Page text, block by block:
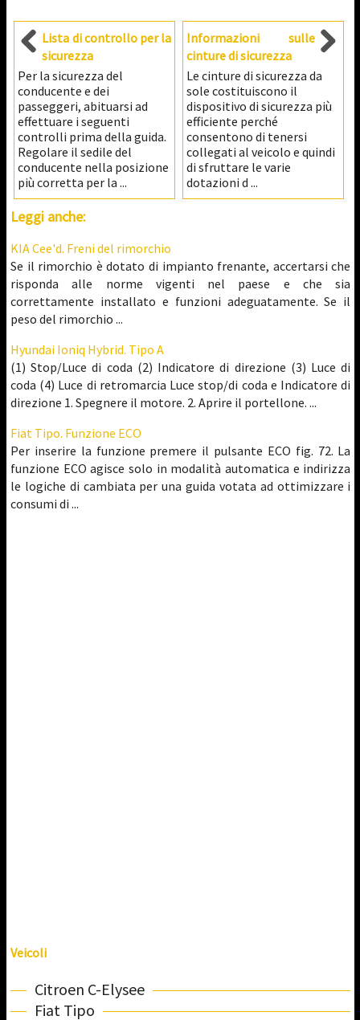
Lista di controllo per la
sicurezza
Per la sicurezza del
conducente e dei
passeggeri, abituarsi ad
effettuare i seguenti
controlli prima della guida.
Regolare il sedile del
conducente nella posizione
più corretta per la ...
Informazioni sulle
cinture di sicurezza
Le cinture di sicurezza da
sole costituiscono il
dispositivo di sicurezza più
efficiente perché
consentono di tenersi
collegati al veicolo e quindi
di sfruttare le varie
dotazioni d ...
Leggi anche:
KIA Cee'd. Freni del rimorchio
Se il rimorchio è dotato di impianto frenante, accertarsi che
risponda alle norme vigenti nel paese e che sia
correttamente installato e funzioni adeguatamente. Se il
peso del rimorchio ...
Hyundai Ioniq Hybrid. Tipo A
(1) Stop/Luce di coda (2) Indicatore di direzione (3) Luce di
coda (4) Luce di retromarcia Luce stop/di coda e Indicatore di
direzione 1. Spegnere il motore. 2. Aprire il portellone. ...
Fiat Tipo. Funzione ECO
Per inserire la funzione premere il pulsante ECO fig. 72. La
funzione ECO agisce solo in modalità automatica e indirizza
le logiche di cambiata per una guida votata ad ottimizzare i
consumi di ...
Veicoli
Citroen C-Elysee
Fiat Tipo